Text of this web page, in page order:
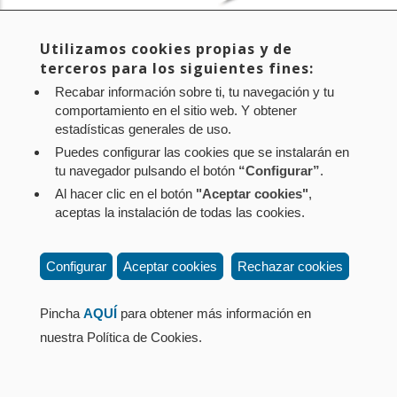
IKUSI HEMEN INFORMAZIO OSOA (GAZTELERAZ)
Aviso legal Política de privacidad
Política de cookies
Contacto: Paseo de Sarasate nº 38, 2º Dcha - 31001
Pamplona (Navarra) Tel.: 848 42 08 72
Utilizamos cookies propias y de
terceros para los siguientes fines:
Recabar información sobre ti, tu navegación y tu
comportamiento en el sitio web. Y obtener
estadísticas generales de uso.
Puedes configurar las cookies que se instalarán en
tu navegador pulsando el botón “Configurar”.
Al hacer clic en el botón "Aceptar cookies",
aceptas la instalación de todas las cookies.
Configurar Aceptar cookies Rechazar cookies
Pincha AQUÍ para obtener más información en
nuestra Política de Cookies.